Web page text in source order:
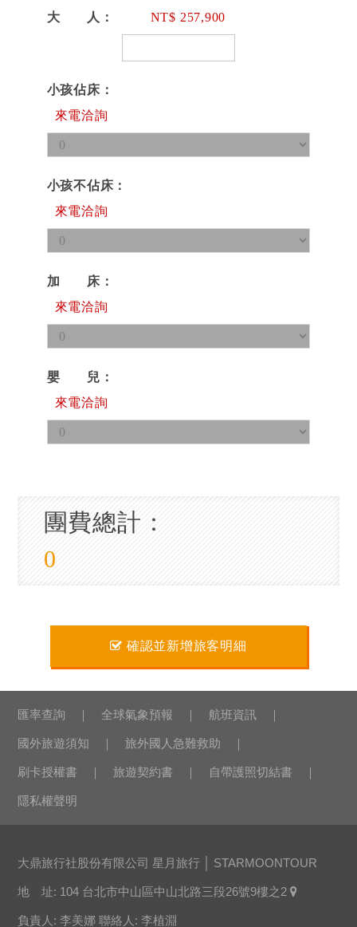
大 人 257,900
小孩佔床
來電洽詢
小孩不佔床
來電洽詢
加 床
來電洽詢
嬰 兒
來電洽詢
團費總計：
0
確認並新增旅客明細
匯率查詢 全球氣象預報 航班資訊
國外旅遊須知 旅外國人急難救助
刷卡授權書 旅遊契約書 自帶護照切結書
隱私權聲明
大鼎旅行社股份有限公司 星月旅行 │ STARMOONTOUR
地 址: 104 台北市中山區中山北路三段26號9樓之2
負責人: 李美娜 聯絡人: 李植淵